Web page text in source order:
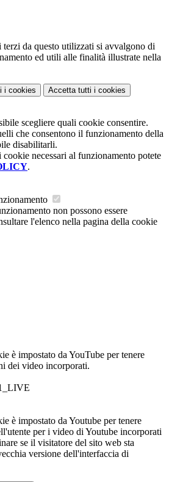
da questo utilizzati si avvalgono di
ed utili alle finalità illustrate nella
i cookies Accetta tutti i cookies
scegliere quali cookie consentire.
che consentono il funzionamento della
disabilitarli.
necessari al funzionamento potete
.
non possono essere
l'elenco nella pagina della cookie
è impostato da YouTube per tenere
dei video incorporati.
è impostato da Youtube per tenere
per i video di Youtube incorporati
se il visitatore del sito web sta
versione dell'interfaccia di